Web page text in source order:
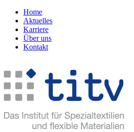
Home
Aktuelles
Karriere
Über uns
Kontakt